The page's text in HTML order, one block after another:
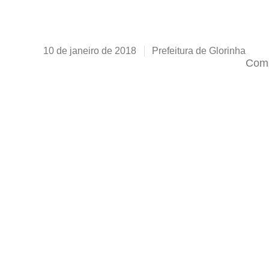
10 de janeiro de 2018 Prefeitura de Glorinha